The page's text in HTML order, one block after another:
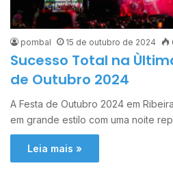
pombal 15 de outubro de 2024
Sucesso Total na
de Outubro 2024
A Festa de Outubro 2024 em
em grande estilo com uma noite
Leia mais »